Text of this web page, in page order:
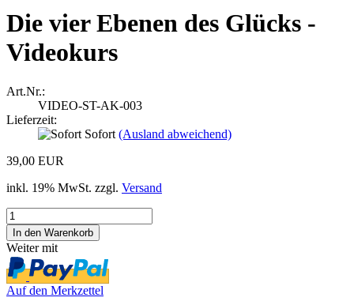
Die vier Ebenen des Glücks -
Videokurs
Art.Nr.:
VIDEO-ST-AK-003
Lieferzeit:
Sofort (Ausland abweichend)
39,00 EUR
inkl. 19% MwSt. zzgl. Versand
Weiter mit
Auf den Merkzettel